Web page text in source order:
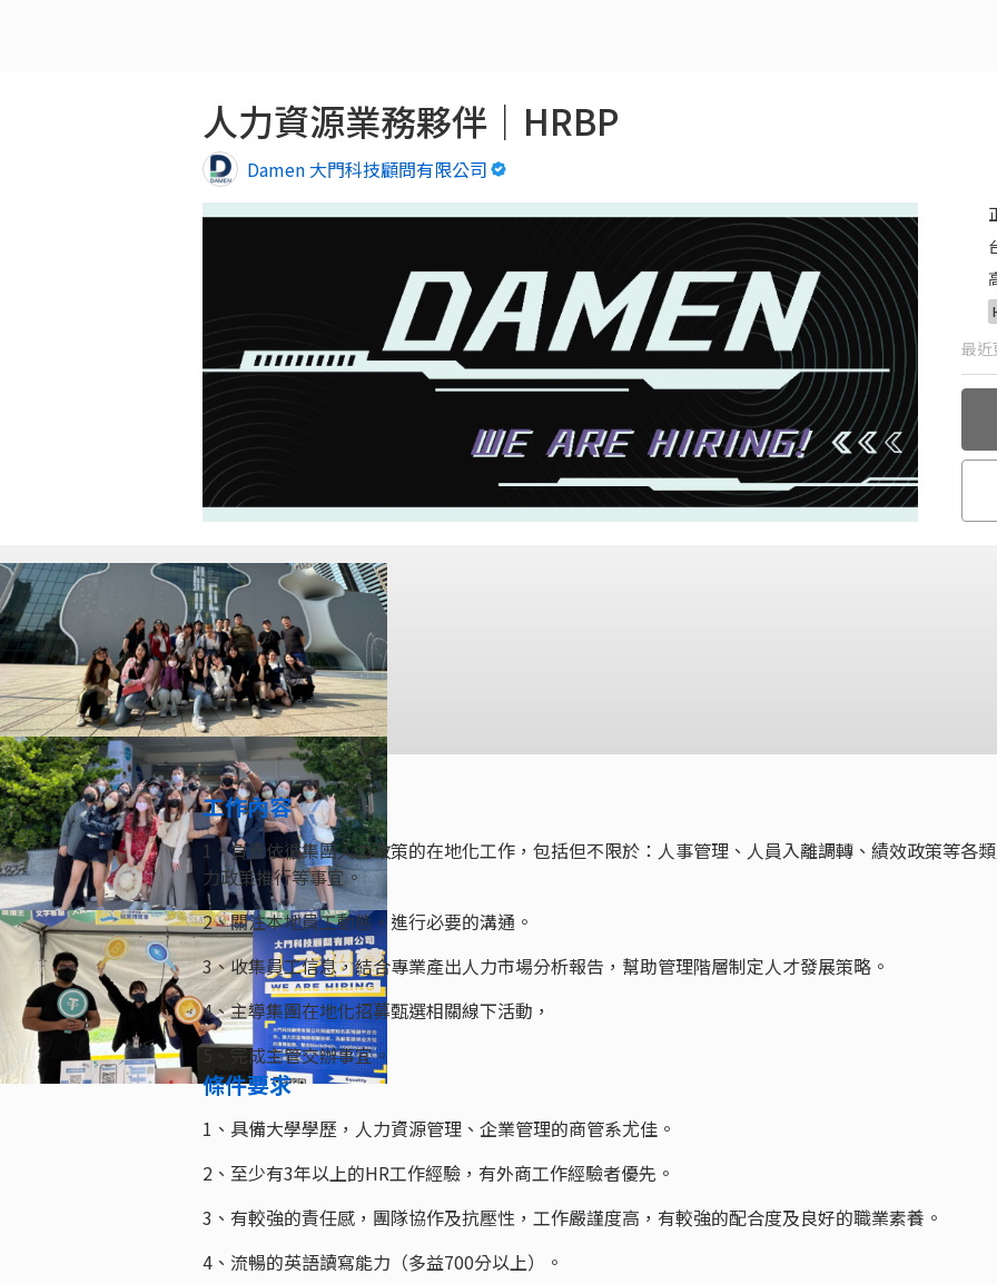
人力資源業務夥伴｜HRBP
Damen 大門科技顧問有限公司
最
工作內容
1、負責依循集團人力政策的在地化工作，包括但不限於：人事管理、人員入離調轉、績效政策等各
力政策推行等事宜。
2、關注本地員工動態，進行必要的溝通。
3、收集員工信息，結合專業產出人力市場分析報告，幫助管理階層制定人才發展策略。
4、主導集團在地化招募甄選相關線下活動，
5、完成主管交辦事宜。
條件要求
1、具備大學學歷，人力資源管理、企業管理的商管系尤佳。
2、至少有3年以上的HR工作經驗，有外商工作經驗者優先。
3、有較強的責任感，團隊協作及抗壓性，工作嚴謹度高，有較強的配合度及良好的職業素養。
4、流暢的英語讀寫能力（多益700分以上）。